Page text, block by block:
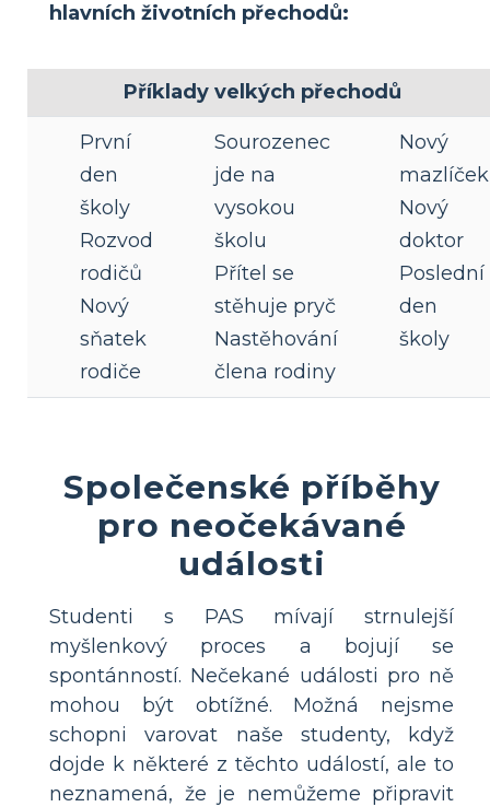
hlavních životních přechodů:
Příklady velkých přechodů
První
den
školy
Rozvod
rodičů
Nový
sňatek
rodiče
Sourozenec
jde na
vysokou
školu
Přítel se
stěhuje pryč
Nastěhování
člena rodiny
Nový
mazlíček
Nový
doktor
Poslední
den
školy
Společenské příběhy
pro neočekávané
události
Studenti s PAS mívají strnulejší
myšlenkový proces a bojují se
spontánností. Nečekané události pro ně
mohou být obtížné. Možná nejsme
schopni varovat naše studenty, když
dojde k některé z těchto událostí, ale to
neznamená, že je nemůžeme připravit